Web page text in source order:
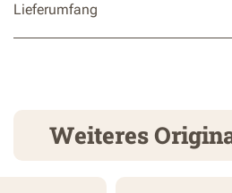
Lieferumfang
Weiteres